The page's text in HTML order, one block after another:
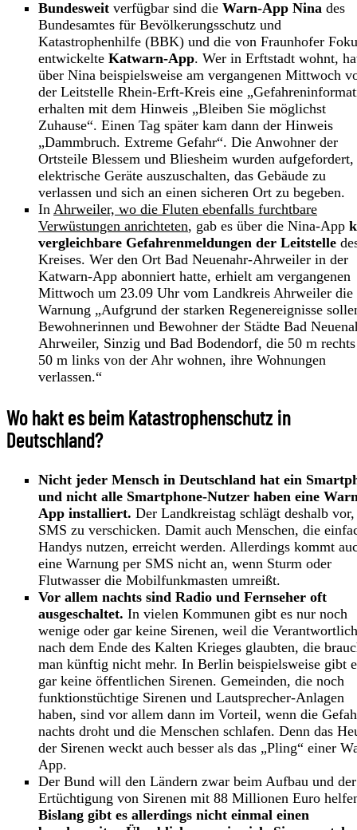
Bundesweit verfügbar sind die Warn-App Nina des
Bundesamtes für Bevölkerungsschutz und
Katastrophenhilfe (BBK) und die von Fraunhofer
entwickelte Katwarn-App. Wer in Erftstadt wohnt,
über Nina beispielsweise am vergangenen Mittwoch
der Leitstelle Rhein-Erft-Kreis eine
erhalten mit dem Hinweis „Bleiben Sie möglichst
Zuhause“. Einen Tag später kam dann der Hinweis
„Dammbruch. Extreme Gefahr“. Die Anwohner der
Ortsteile Blessem und Bliesheim wurden aufgefordert,
elektrische Geräte auszuschalten, das Gebäude zu
verlassen und sich an einen sicheren Ort zu begeben.
In Ahrweiler, wo die Fluten ebenfalls furchtbare
Verwüstungen anrichteten, gab es über die Nina-App
vergleichbare Gefahrenmeldungen der Leitstelle
Kreises. Wer den Ort Bad Neuenahr-Ahrweiler in der
Katwarn-App abonniert hatte, erhielt am vergangenen
Mittwoch um 23.09 Uhr vom Landkreis Ahrweiler die
Warnung „Aufgrund der starken Regenereignisse
Bewohnerinnen und Bewohner der Städte Bad
Ahrweiler, Sinzig und Bad Bodendorf, die 50 m
50 m links von der Ahr wohnen, ihre Wohnungen
verlassen.“
Wo hakt es beim Katastrophenschutz in
Deutschland?
Nicht jeder Mensch in Deutschland hat ein
und nicht alle Smartphone-Nutzer haben eine
App installiert. Der Landkreistag schlägt deshalb vor,
SMS zu verschicken. Damit auch Menschen, die
Handys nutzen, erreicht werden. Allerdings kommt
eine Warnung per SMS nicht an, wenn Sturm oder
Flutwasser die Mobilfunkmasten umreißt.
Vor allem nachts sind Radio und Fernseher oft
ausgeschaltet. In vielen Kommunen gibt es nur noch
wenige oder gar keine Sirenen, weil die
nach dem Ende des Kalten Krieges glaubten, die
man künftig nicht mehr. In Berlin beispielsweise gibt
gar keine öffentlichen Sirenen. Gemeinden, die noch
funktionstüchtige Sirenen und Lautsprecher-Anlagen
haben, sind vor allem dann im Vorteil, wenn die
nachts droht und die Menschen schlafen. Denn das
der Sirenen weckt auch besser als das „Pling“ einer
App.
Der Bund will den Ländern zwar beim Aufbau und der
Ertüchtigung von Sirenen mit 88 Millionen Euro
Bislang gibt es allerdings nicht einmal einen